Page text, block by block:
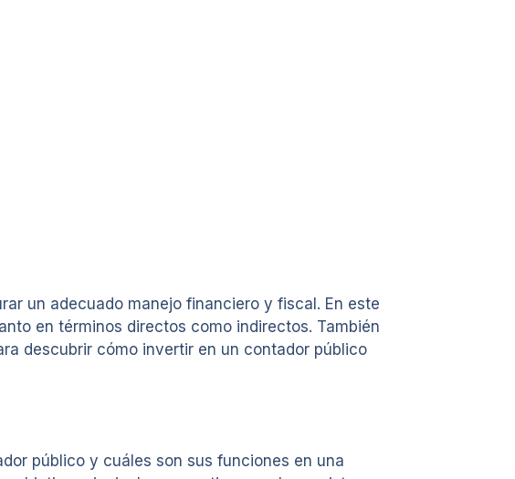
un adecuado manejo financiero y fiscal. En este
en términos directos como indirectos. También
descubrir cómo invertir en un contador público
público y cuáles son sus funciones en una